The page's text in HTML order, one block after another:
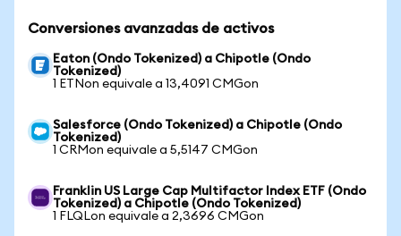
Conversiones avanzadas de activos
Eaton (Ondo Tokenized) a Chipotle (Ondo
Tokenized)
1 ETNon equivale a 13,4091 CMGon
Salesforce (Ondo Tokenized) a Chipotle (Ondo
Tokenized)
1 CRMon equivale a 5,5147 CMGon
Franklin US Large Cap Multifactor Index ETF (Ondo
Tokenized) a Chipotle (Ondo Tokenized)
1 FLQLon equivale a 2,3696 CMGon